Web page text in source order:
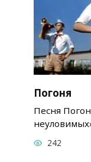
Погоня
Песня
242